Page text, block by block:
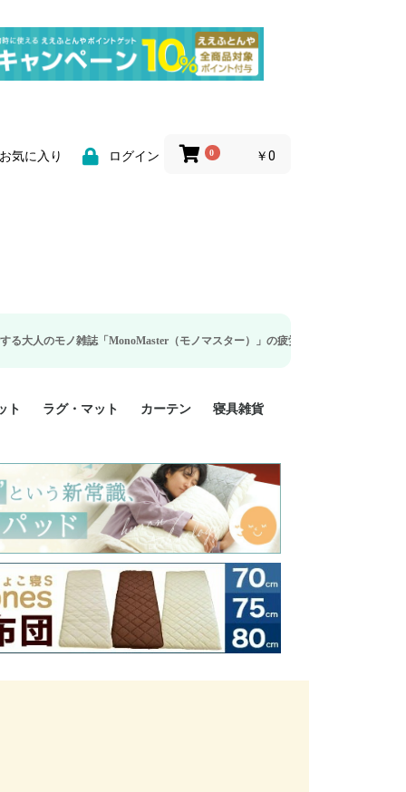
気に入り ログイン 0 ￥0
誌「MonoMaster（モノマスター）」の疲労回復・睡眠の向上特集に当社のリカ
掛け布団カバー
掛け布団カバー
ロング 掛け布団
ル 掛け布団カバ
掛け布団カバー
ング 掛け布団カ
掛け布団カバー
け布団カバー
敷布団カバー
グル 敷布団カバ
敷布団カバー
ロング 敷布団カ
敷布団カバー
枕カバー
枕カバー
枕カバー
枕カバー
BOXシーツ
ロング BOXシー
ル BOXシーツ
BOXシーツ
ロング BOXシー
点セット
点セット
ト
ズ
イズ
サイズ
ズ
100%
ラグ・マット カーテン
既成カーテンのサイズ
遮光カーテン
レース・シアーカーテン
Disney ディズニーカーテ
ン
MOOMIN ムーミンカーテ
ン
PEANUTS ピーナツカー
テン (SNOOPY スヌーピ
ー)
寝具雑貨
美容・化粧品
シルク寝具・雑貨
HURONテクノロジー リ
カバリー寝具
ソファカバー
ひざ掛け
パジャマ
クッション
玄関・フロアーマット
ペット用ベッド
インテリア
その他寝具雑貨